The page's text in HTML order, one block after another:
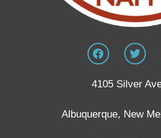
4105 Silver
Albuquerque, New